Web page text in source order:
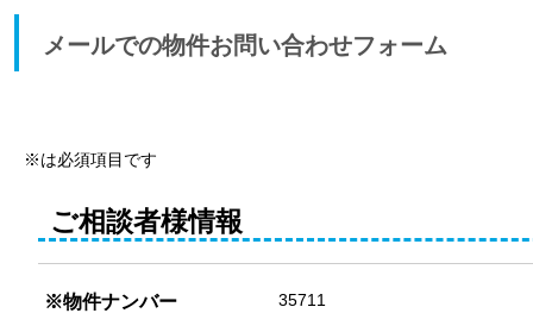
メールでの物件お問い合わせフォーム
※は必須項目です
ご相談者様情報
※物件ナンバー